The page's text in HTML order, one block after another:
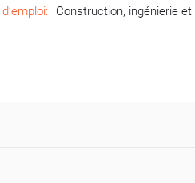
Construction, ingénierie